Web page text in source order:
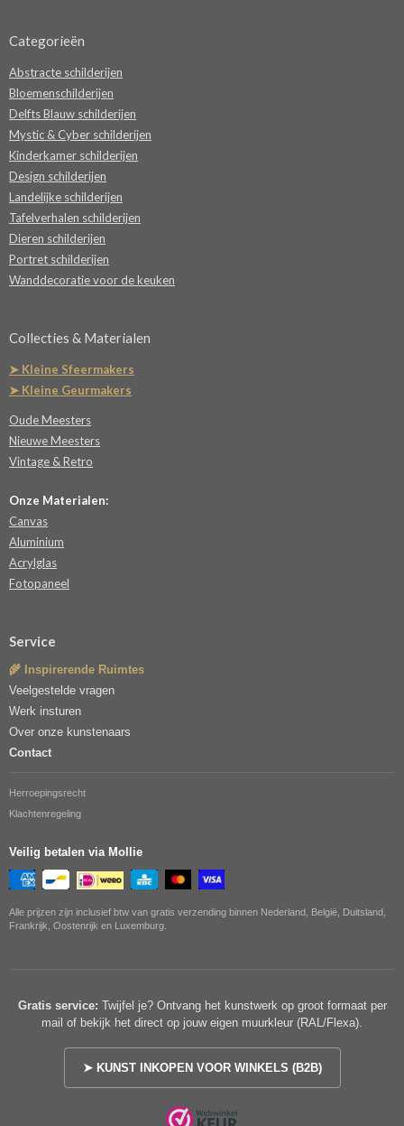
Categorieën
Abstracte schilderijen
Bloemenschilderijen
Delfts Blauw schilderijen
Mystic & Cyber schilderijen
Kinderkamer schilderijen
Design schilderijen
Landelijke schilderijen
Tafelverhalen schilderijen
Dieren schilderijen
Portret schilderijen
Wanddecoratie voor de keuken
Collecties & Materialen
➤ Kleine Sfeermakers
➤ Kleine Geurmakers
Oude Meesters
Nieuwe Meesters
Vintage & Retro
Onze Materialen:
Canvas
Aluminium
Acrylglas
Fotopaneel
Service
🌾 Inspirerende Ruimtes
Veelgestelde vragen
Werk insturen
Over onze kunstenaars
Contact
Herroepingsrecht
Klachtenregeling
Veilig betalen via Mollie
Alle prijzen zijn inclusief btw van gratis verzending binnen Nederland, België, Duitsland,
Frankrijk, Oostenrijk en Luxemburg.
Gratis service: Twijfel je? Ontvang het kunstwerk op groot formaat per
mail of bekijk het direct op jouw eigen muurkleur (RAL/Flexa).
➤ KUNST INKOPEN VOOR WINKELS (B2B)